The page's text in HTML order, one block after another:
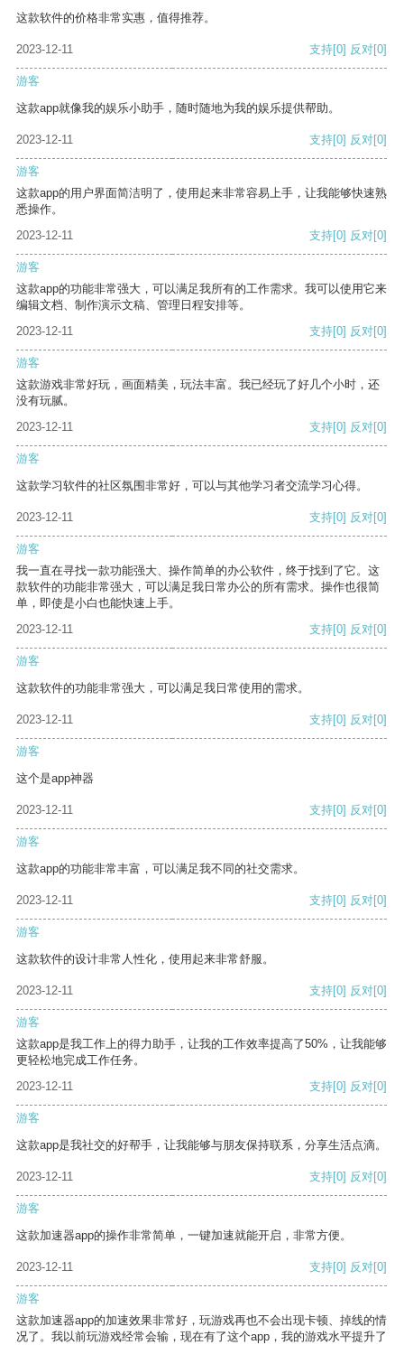
这款软件的价格非常实惠，值得推荐。
2023-12-11 支持[0] 反对[0]
游客
这款app就像我的娱乐小助手，随时随地为我的娱乐提供帮助。
2023-12-11 支持[0] 反对[0]
游客
这款app的用户界面简洁明了，使用起来非常容易上手，让我能够快速熟
悉操作。
2023-12-11
支持[0] 反对[0]
游客
这款app的功能非常强大，可以满足我所有的工作需求。我可以使用它来
编辑文档、制作演示文稿、管理日程安排等。
2023-12-11
支持[0] 反对[0]
游客
这款游戏非常好玩，画面精美，玩法丰富。我已经玩了好几个小时，还
没有玩腻。
2023-12-11
支持[0] 反对[0]
游客
这款学习软件的社区氛围非常好，可以与其他学习者交流学习心得。
2023-12-11 支持[0] 反对[0]
游客
我一直在寻找一款功能强大、操作简单的办公软件，终于找到了它。这
款软件的功能非常强大，可以满足我日常办公的所有需求。操作也很简
单，即使是小白也能快速上手。
2023-12-11
支持[0] 反对[0]
游客
这款软件的功能非常强大，可以满足我日常使用的需求。
2023-12-11 支持[0] 反对[0]
游客
这个是app神器
2023-12-11 支持[0] 反对[0]
游客
这款app的功能非常丰富，可以满足我不同的社交需求。
2023-12-11 支持[0] 反对[0]
游客
这款软件的设计非常人性化，使用起来非常舒服。
2023-12-11 支持[0] 反对[0]
游客
这款app是我工作上的得力助手，让我的工作效率提高了50%，让我能够
更轻松地完成工作任务。
2023-12-11
支持[0] 反对[0]
游客
这款app是我社交的好帮手，让我能够与朋友保持联系，分享生活点滴。
2023-12-11 支持[0] 反对[0]
游客
这款加速器app的操作非常简单，一键加速就能开启，非常方便。
2023-12-11 支持[0] 反对[0]
游客
这款加速器app的加速效果非常好，玩游戏再也不会出现卡顿、掉线的情
况了。我以前玩游戏经常会输，现在有了这个app，我的游戏水平提升了